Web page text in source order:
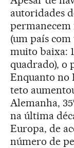
autoridades
permanecem
(um país
muito baixa:
quadrado), o
Enquanto no
teto
Alemanha,
na última
Europa, de
número de